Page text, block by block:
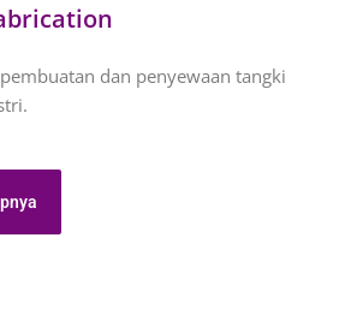
dan penyewaan tangki